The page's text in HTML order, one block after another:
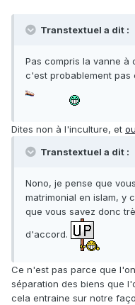
Transtextuel a dit :
Pas compris la vanne à
c'est probablement pas
Dites non à l'inculture, et
Transtextuel a dit :
Nono, je pense que
matrimonial en islam, y
que vous savez donc
d'accord.
Ce n'est pas parce que
séparation des biens que
cela entraine sur notre